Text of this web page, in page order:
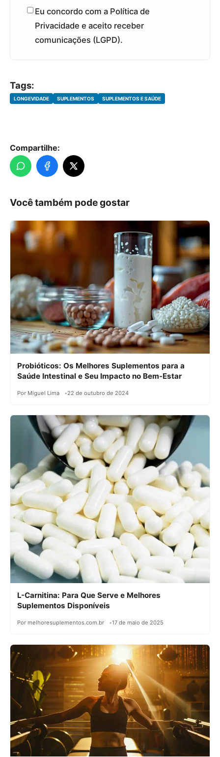
Eu concordo com a Política de
Privacidade e aceito receber
comunicações (LGPD).
Tags:
LONGEVIDADE SUPLEMENTOS SUPLEMENTOS E SAÚDE
Compartilhe:
Você também pode gostar
Probióticos: Os Melhores Suplementos para a
Saúde Intestinal e Seu Impacto no Bem-Estar
Por Miguel Lima 22 de outubro de 2024
L-Carnitina: Para Que Serve e Melhores
Suplementos Disponíveis
Por melhoresuplementos.com.br 17 de maio de 2025